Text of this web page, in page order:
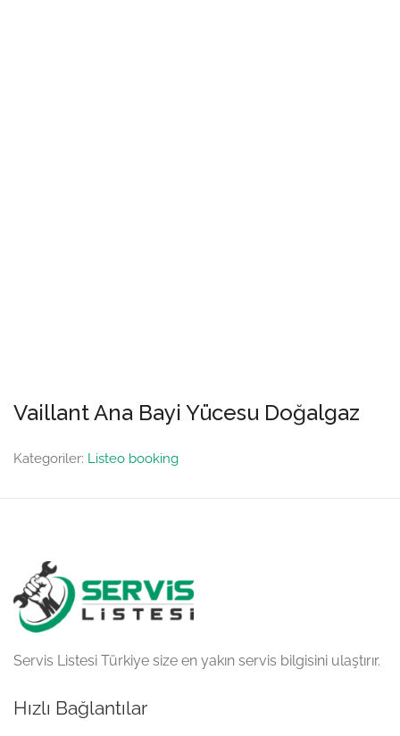
Vaillant Ana Bayi Yücesu Doğalgaz
Kategoriler: Listeo booking
Servis Listesi Türkiye size en yakın servis bilgisini ulaştırır.
Hızlı Bağlantılar